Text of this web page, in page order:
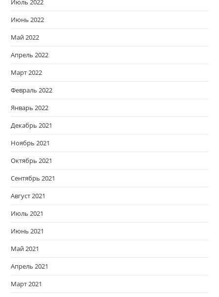
Июль 2022
Июнь 2022
Май 2022
Апрель 2022
Март 2022
Февраль 2022
Январь 2022
Декабрь 2021
Ноябрь 2021
Октябрь 2021
Сентябрь 2021
Август 2021
Июль 2021
Июнь 2021
Май 2021
Апрель 2021
Март 2021